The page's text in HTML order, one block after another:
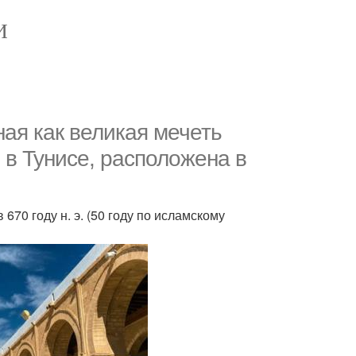
как великая мечеть
Тунисе, расположена в
году н. э. (50 году по исламскому